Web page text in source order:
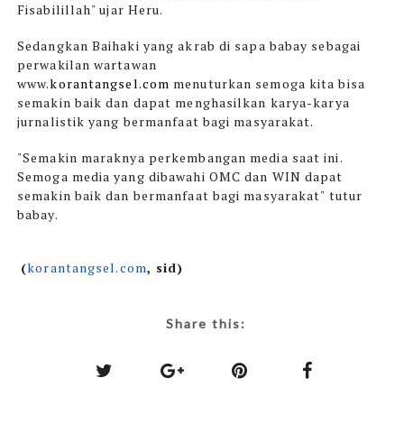
Fisabilillah" ujar Heru.
Sedangkan Baihaki yang akrab di sapa babay sebagai
perwakilan wartawan
www.korantangsel.com menuturkan semoga kita bisa
semakin baik dan dapat menghasilkan karya-karya
jurnalistik yang bermanfaat bagi masyarakat.
"Semakin maraknya perkembangan media saat ini.
Semoga media yang dibawahi OMC dan WIN dapat
semakin baik dan bermanfaat bagi masyarakat" tutur
babay.
(korantangsel.com, sid)
Share this: